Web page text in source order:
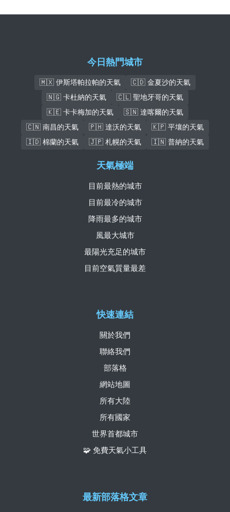
今日熱門城市
🇲🇽 伊斯塔帕拉帕的天氣
🇨🇩 金夏沙的天氣
🇳🇬 卡杜納的天氣
🇨🇱 聖地牙哥的天氣
🇰🇪 卡卡梅加的天氣
🇸🇳 達喀爾的天氣
🇨🇳 南昌的天氣
🇵🇭 達沃的天氣
🇰🇵 平壤的天氣
🇮🇩 棉蘭的天氣
🇯🇵 札幌的天氣 🇮🇳 普納的天氣
快速連結
關於我們
聯絡我們
部落格
網站地圖
所有大陸
所有國家
世界首都城市
🧩 免費天氣小工具
天氣極端
目前最熱的城市
目前最冷的城市
降雨最多的城市
風最大城市
最陽光充足的城市
目前空氣質量最差
最新部落格文章